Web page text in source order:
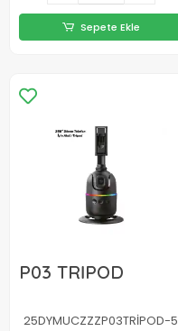
Sepete Ekle
P03 TRİPOD
25DYMUCZZZP03TRİPOD-5